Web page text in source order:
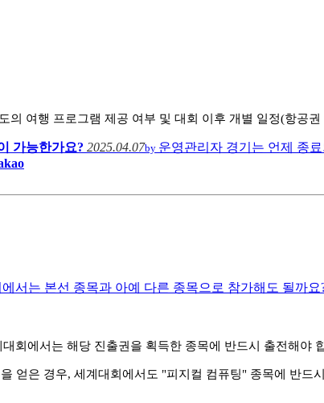
의 여행 프로그램 제공 여부 및 대회 이후 개별 일정(항공
가능한가요? 2025.04.07by 운영관리자 경기는 언제 종
서는 본선 종목과 아예 다른 종목으로 참가해도 될까요
회에서는 해당 진출권을 획득한 종목에 반드시 출전해야
얻은 경우, 세계대회에서도 "피지컬 컴퓨팅" 종목에 반